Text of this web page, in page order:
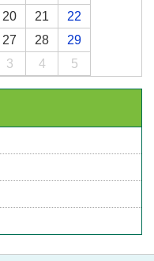
20 21
22
27 28
29
3 4 5